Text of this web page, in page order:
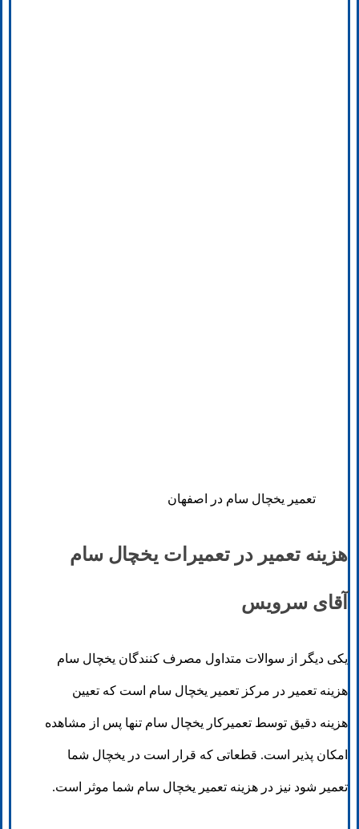
تعمیر یخچال سام در اصفهان
هزینه تعمیر در تعمیرات یخچال سام
آقای سرویس
یکی دیگر از سوالات متداول مصرف کنندگان یخچال سام
هزینه تعمیر در مرکز تعمیر یخچال سام است که تعیین
هزینه دقیق توسط تعمیرکار یخچال سام تنها پس از مشاهده
امکان پذیر است. قطعاتی که قرار است در یخچال شما
تعمیر شود نیز در هزینه تعمیر یخچال سام شما موثر است.